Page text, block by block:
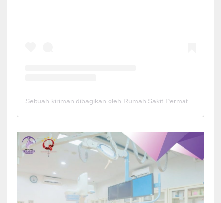
Sebuah kiriman dibagikan oleh Rumah Sakit Permata Cirebon (@rspermatacirebon)